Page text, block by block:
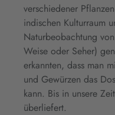
verschiedener
indischen Kulturraum
Naturbeobachtung
Weise oder Seher)
erkannten, dass man
und Gewürzen das
kann. Bis in unsere
überliefert.